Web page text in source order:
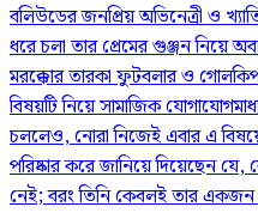
বলিউডের জনপ্রিয় অভিনেত্রী ও
ধরে চলা তার প্রেমের গুঞ্জন নিয়ে
মরক্কোর তারকা ফুটবলার ও
বিষয়টি নিয়ে সামাজিক
চললেও, নোরা নিজেই এবার এ
পরিষ্কার করে জানিয়ে দিয়েছেন
নেই; বরং তিনি কেবলই তার একজন